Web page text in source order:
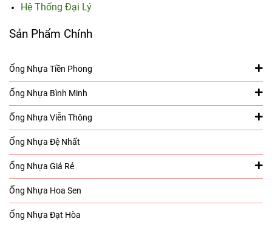
Hệ Thống Đại Lý
Sản Phẩm Chính
Ống Nhựa Tiền Phong
Ống Nhựa Bình Minh
Ống Nhựa Viễn Thông
Ống Nhựa Đệ Nhất
Ống Nhựa Giá Rẻ
Ống Nhựa Hoa Sen
Ống Nhựa Đạt Hòa